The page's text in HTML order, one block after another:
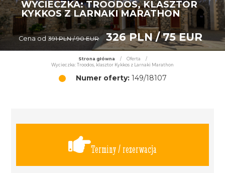
WYCIECZKA: TROODOS, KLASZTOR
KYKKOS Z LARNAKI MARATHON
Cena od 391 PLN / 90 EUR 326 PLN / 75 EUR
Strona główna / Oferta
/
Wycieczka: Troodos, klasztor Kykkos z Larnaki Marathon
Numer oferty:149/18107
Terminy / rezerwacja